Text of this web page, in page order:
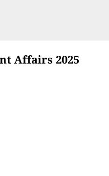
Affairs 2025